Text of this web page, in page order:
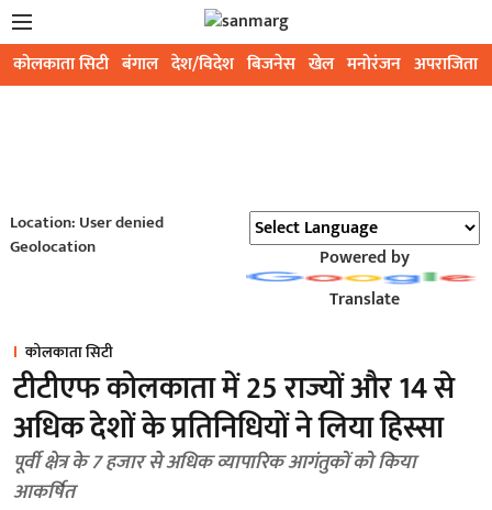
कोलकाता सिटी बंगाल देश/विदेश बिजनेस खेल मनोरंजन अपराजिता
Location: User denied
Geolocation
Powered by
Translate
कोलकाता सिटी
टीटीएफ कोलकाता में 25 राज्यों और 14 से
अधिक देशों के प्रतिनिधियों ने लिया हिस्सा
पूर्वी क्षेत्र के 7 हजार से अधिक व्यापारिक आगंतुकों को किया
आकर्षित